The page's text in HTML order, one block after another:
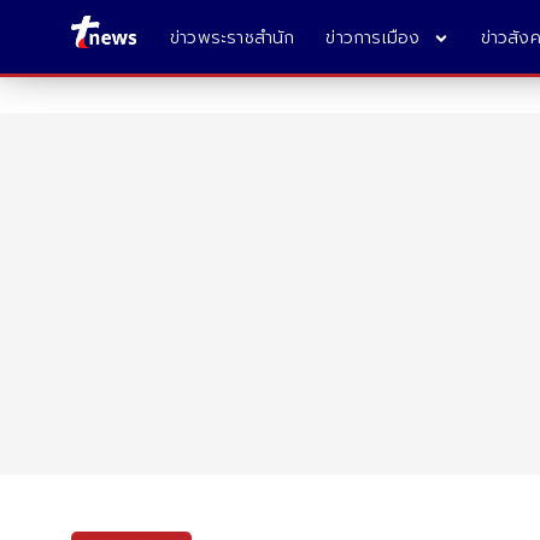
ข่าวพระราชสำนัก ข่าวการเมือง ข่าวสัง